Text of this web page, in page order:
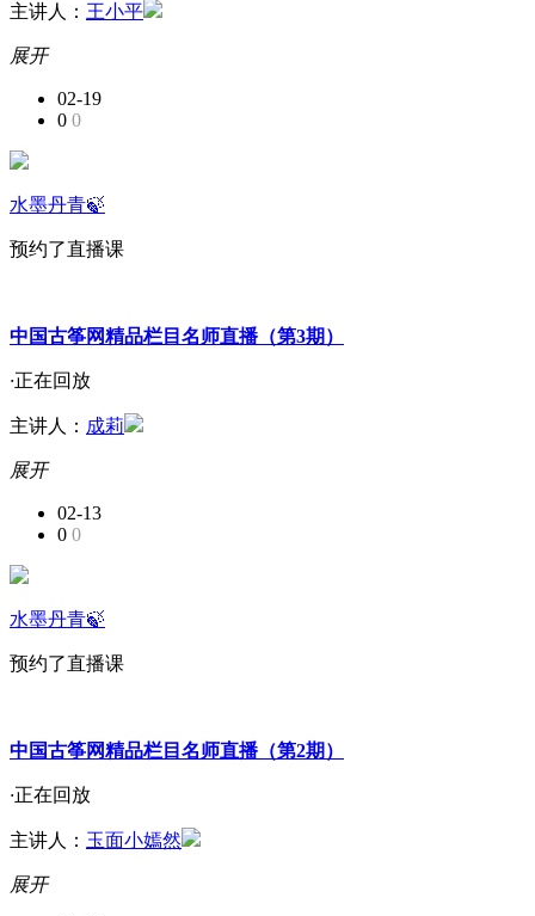
主讲人： 王小平
展开
02-19
0 0
水墨丹青🍃
预约了直播课
中国古筝网精品栏目名师直播（第3期）
·正在回放
主讲人： 成莉
展开
02-13
0 0
水墨丹青🍃
预约了直播课
中国古筝网精品栏目名师直播（第2期）
·正在回放
主讲人： 玉面小嫣然
展开